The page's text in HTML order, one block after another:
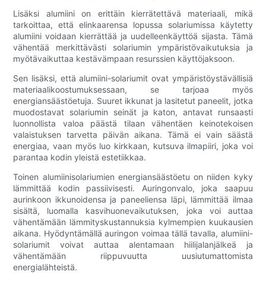
Lisäksi alumiini on erittäin kierrätettävä materiaali, mikä
tarkoittaa, että elinkaarensa lopussa solariumissa käytetty
alumiini voidaan kierrättää ja uudelleenkäyttöä sijasta. Tämä
vähentää merkittävästi solariumin ympäristövaikutuksia ja
myötävaikuttaa kestävämpaan resurssien käyttöjaksoon.
Sen lisäksi, että alumiini-solariumit ovat ympäristöystävällisiä
materiaalikoostumuksessaan, se tarjoaa myös
energiansäästöetuja. Suuret ikkunat ja lasitetut paneelit, jotka
muodostavat solariumin seinät ja katon, antavat runsaasti
luonnollista valoa päästä tilaan vähentäen keinotekoisen
valaistuksen tarvetta päivän aikana. Tämä ei vain säästä
energiaa, vaan myös luo kirkkaan, kutsuva ilmapiiri, joka voi
parantaa kodin yleistä estetiikkaa.
Toinen alumiinisolariumien energiansäästöetu on niiden kyky
lämmittää kodin passiivisesti. Auringonvalo, joka saapuu
aurinkoon ikkunoidensa ja paneeliensa läpi, lämmittää ilmaa
sisältä, luomalla kasvihuonevaikutuksen, joka voi auttaa
vähentämään lämmityskustannuksia kylmempien kuukausien
aikana. Hyödyntämällä auringon voimaa tällä tavalla, alumiini-
solariumit voivat auttaa alentamaan hiilijalanjälkeä ja
vähentämään riippuvuutta uusiutumattomista
energialähteistä.